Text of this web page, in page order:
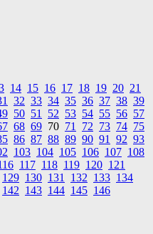
14 15 16 17 18 19 20 21
32 33 34 35 36 37 38 39
50 51 52 53 54 55 56 57
68 69 70 71 72 73 74 75
86 87 88 89 90 91 92 93
103 104 105 106 107 108
117 118 119 120 121
129 130 131 132 133 134
142 143 144 145 146